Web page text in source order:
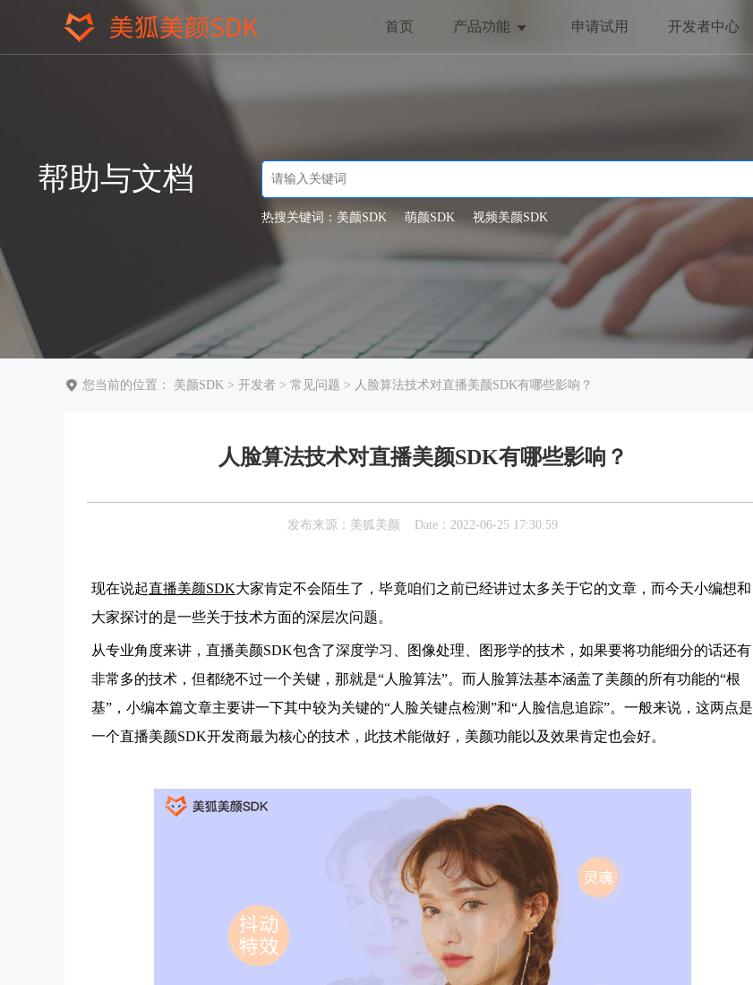
首页 产品功能
人脸美型
滤镜特效
哈哈镜
申请试用 开发者中心
帮助与文档
热搜关键词： 美颜SDK 萌颜SDK 视频美颜SDK
您当前的位置： 美颜SDK > 开发者 > 常见问题 > 人脸算法技术对直播美颜SDK有哪些影响？
人脸算法技术对直播美颜SDK有哪些影响？
发布来源：美狐美颜 Date：2022-06-25 17:30:59
现在说起直播美颜SDK大家肯定不会陌生了，毕竟咱们之前已经讲过太多关于它的文章，而今天小编想和
大家探讨的是一些关于技术方面的深层次问题。
从专业角度来讲，直播美颜SDK包含了深度学习、图像处理、图形学的技术，如果要将功能细分的话还有
非常多的技术，但都绕不过一个关键，那就是“人脸算法”。而人脸算法基本涵盖了美颜的所有功能的“根
基”，小编本篇文章主要讲一下其中较为关键的“人脸关键点检测”和“人脸信息追踪”。一般来说，这两点是
一个直播美颜SDK开发商最为核心的技术，此技术能做好，美颜功能以及效果肯定也会好。